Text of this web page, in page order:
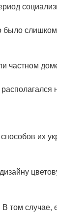
было
частном
их
том случае,